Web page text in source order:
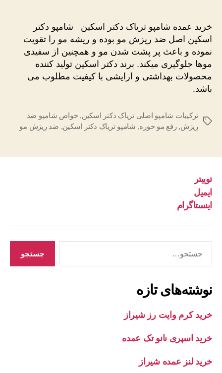
شامپو
تریاک
دکتر
اسکین
خرید عمده شامپو تریاک دکتر اسکین شامپو دکتر
اسکین اصل ضد ریزش مو بوده و ریشه مو را تقویت
نموده و باعث پر پشت شدن مو و همچنین از سفیدی
موها جلوگیری میکند. برند دکتر اسکین تولید کننده
محصولات بهداشتی و ارایشی با کیفیت مطلوب می
باشد.
برچسب‌ها
ترکیبات شامپو اصلی تریاک دکتر اسکین, خواص شامپو ضد
ریزش,رفع مو خوره, شامپو تریاک دکتر اسکین, ضد ریزش مو
توییتر
ایمیل
اینستاگرام
نوشته‌های تازه
خرید کرم وایت رز شیراز
خرید اسپری نانو تک عمده
خرید لنز عمده شیراز